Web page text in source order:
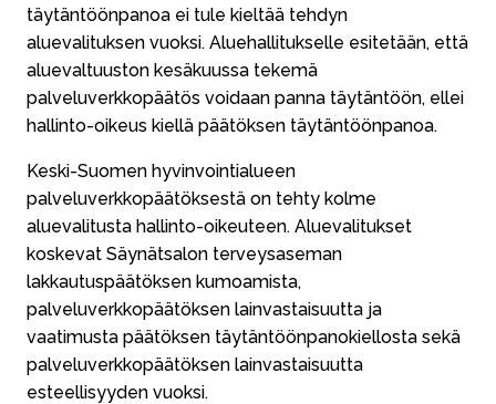
täytäntöönpanoa ei tule kieltää tehdyn
aluevalituksen vuoksi. Aluehallitukselle esitetään, että
aluevaltuuston kesäkuussa tekemä
palveluverkkopäätös voidaan panna täytäntöön, ellei
hallinto-oikeus kiellä päätöksen täytäntöönpanoa.
Keski-Suomen hyvinvointialueen
palveluverkkopäätöksestä on tehty kolme
aluevalitusta hallinto-oikeuteen. Aluevalitukset
koskevat Säynätsalon terveysaseman
lakkautuspäätöksen kumoamista,
palveluverkkopäätöksen lainvastaisuutta ja
vaatimusta päätöksen täytäntöönpanokiellosta sekä
palveluverkkopäätöksen lainvastaisuutta
esteellisyyden vuoksi.